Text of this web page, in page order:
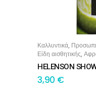
ΠΡΟΣΘΉΚΗ
Καλλυντικά,
Είδη αισθητικής,
HELENSON
3,90 €